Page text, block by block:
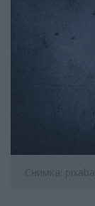
Снимка: pixabay